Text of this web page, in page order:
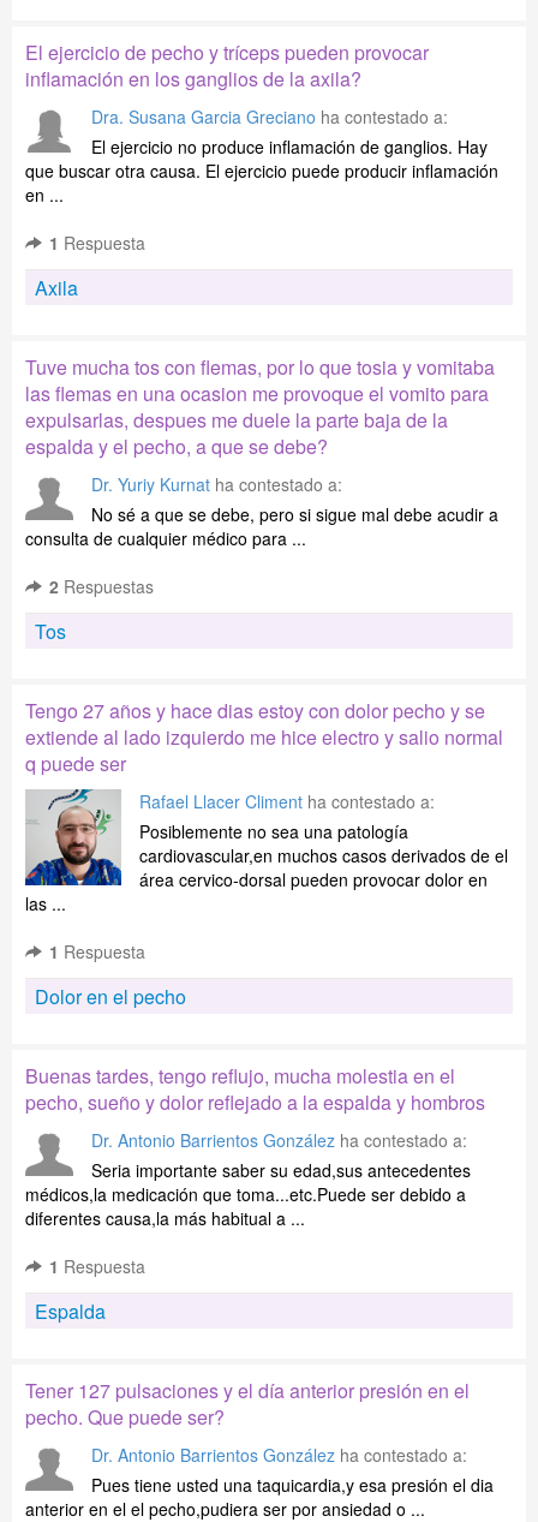
El ejercicio de pecho y tríceps pueden provocar
inflamación en los ganglios de la axila?
Dra. Susana Garcia Greciano ha contestado a:
El ejercicio no produce inflamación de ganglios. Hay
que buscar otra causa. El ejercicio puede producir inflamación
en ...
1 Respuesta
Axila
Tuve mucha tos con flemas, por lo que tosia y vomitaba
las flemas en una ocasion me provoque el vomito para
expulsarlas, despues me duele la parte baja de la
espalda y el pecho, a que se debe?
Dr. Yuriy Kurnat ha contestado a:
No sé a que se debe, pero si sigue mal debe acudir a
consulta de cualquier médico para ...
2 Respuestas
Tos
Tengo 27 años y hace dias estoy con dolor pecho y se
extiende al lado izquierdo me hice electro y salio normal
q puede ser
Rafael Llacer Climent ha contestado a:
Posiblemente no sea una patología
cardiovascular,en muchos casos derivados de el
área cervico-dorsal pueden provocar dolor en
las ...
1 Respuesta
Dolor en el pecho
Buenas tardes, tengo reflujo, mucha molestia en el
pecho, sueño y dolor reflejado a la espalda y hombros
Dr. Antonio Barrientos González ha contestado a:
Seria importante saber su edad,sus antecedentes
médicos,la medicación que toma...etc.Puede ser debido a
diferentes causa,la más habitual a ...
1 Respuesta
Espalda
Tener 127 pulsaciones y el día anterior presión en el
pecho. Que puede ser?
Dr. Antonio Barrientos González ha contestado a:
Pues tiene usted una taquicardia,y esa presión el dia
anterior en el el pecho,pudiera ser por ansiedad o ...